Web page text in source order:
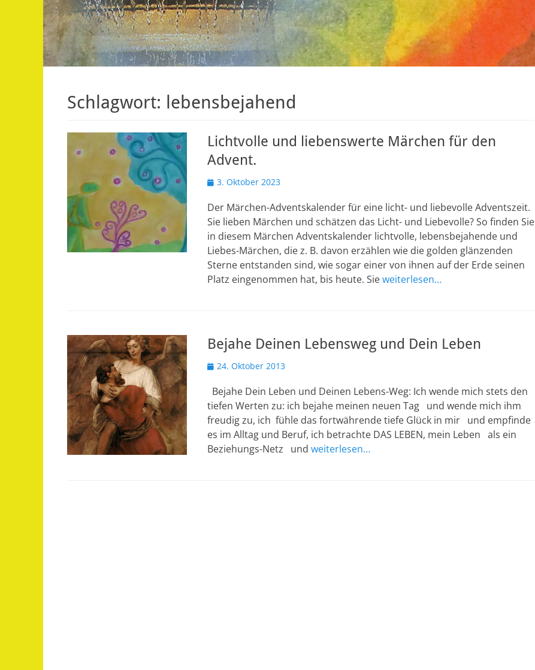
Schlagwort: lebensbejahend
Lichtvolle und liebenswerte Märchen für den
Advent.
Veröffentlicht
3. Oktober 2023
Der Märchen-Adventskalender für eine licht- und liebevolle Adventszeit.
Sie lieben Märchen und schätzen das Licht- und Liebevolle? So finden Sie
in diesem Märchen Adventskalender lichtvolle, lebensbejahende und
Liebes-Märchen, die z. B. davon erzählen wie die golden glänzenden
Sterne entstanden sind, wie sogar einer von ihnen auf der Erde seinen
Platz eingenommen hat, bis heute. Sieweiterlesen…
Bejahe Deinen Lebensweg und Dein Leben
Veröffentlicht
24. Oktober 2013
Bejahe Dein Leben und Deinen Lebens-Weg: Ich wende mich stets den
tiefen Werten zu: ich bejahe meinen neuen Tag und wende mich ihm
freudig zu, ich fühle das fortwährende tiefe Glück in mir und empfinde
es im Alltag und Beruf, ich betrachte DAS LEBEN, mein Leben als ein
Beziehungs-Netz und weiterlesen…